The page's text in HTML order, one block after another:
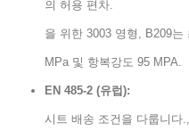
의 허용 편차.
을 위한 3003 영형, B209
MPa 및 항복강도 95 MPA.
EN 485‑2 (유럽):
시트 배송 조건을 다룹니다